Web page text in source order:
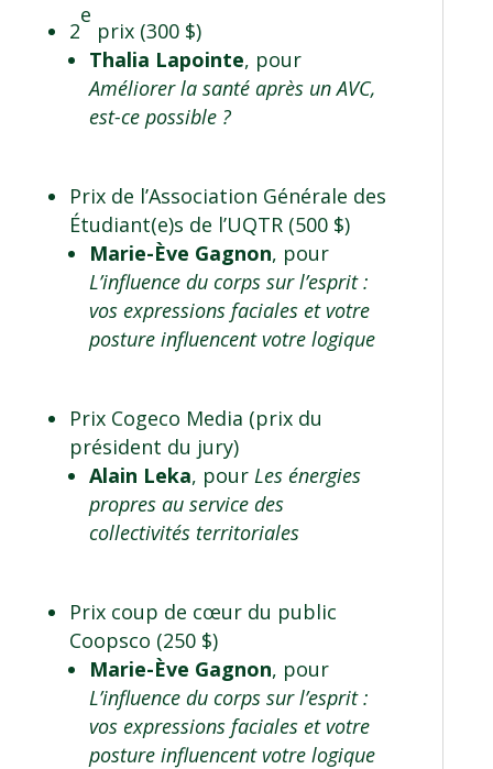
2
e
prix (300 $)
Thalia Lapointe, pour
Améliorer la santé après un AVC,
est-ce possible ?
Prix de l’Association Générale des
Étudiant(e)s de l’UQTR (500 $)
Marie-Ève Gagnon, pour
L’influence du corps sur l’esprit :
vos expressions faciales et votre
posture influencent votre logique
Prix Cogeco Media (prix du
président du jury)
Alain Leka, pour Les énergies
propres au service des
collectivités territoriales
Prix coup de cœur du public
Coopsco (250 $)
Marie-Ève Gagnon, pour
L’influence du corps sur l’esprit :
vos expressions faciales et votre
posture influencent votre logique